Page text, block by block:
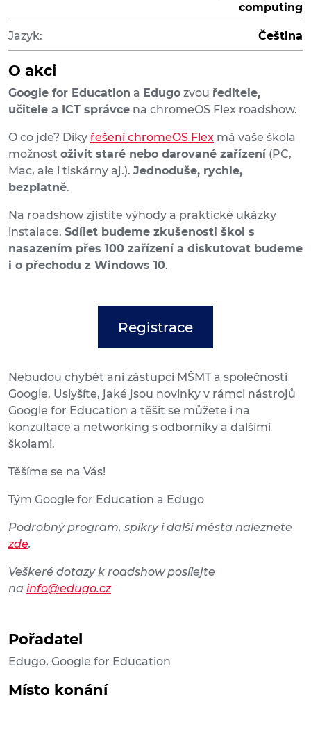
computing
Jazyk: Čeština
O akci
Google for Education a Edugo zvou ředitele,
učitele a ICT správce na chromeOS Flex roadshow.
O co jde? Díky řešení chromeOS Flex má vaše škola
možnost oživit staré nebo darované zařízení (PC,
Mac, ale i tiskárny aj.). Jednoduše, rychle,
bezplatně.
Na roadshow zjistíte výhody a praktické ukázky
instalace. Sdílet budeme zkušenosti škol s
nasazením přes 100 zařízení a diskutovat budeme
i o přechodu z Windows 10.
Registrace
Nebudou chybět ani zástupci MŠMT a společnosti
Google. Uslyšíte, jaké jsou novinky v rámci nástrojů
Google for Education a těšit se můžete i na
konzultace a networking s odborníky a dalšími
školami.
Těšíme se na Vás!
Tým Google for Education a Edugo
Podrobný program, spíkry i další města naleznete
zde.
Veškeré dotazy k roadshow posílejte
na info@edugo.cz
Pořadatel
Edugo, Google for Education
Místo konání